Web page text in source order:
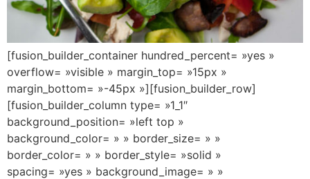
[fusion_builder_container hundred_percent= »yes »
overflow= »visible » margin_top= »15px »
margin_bottom= »-45px »][fusion_builder_row]
[fusion_builder_column type= »1_1″
background_position= »left top »
background_color= » » border_size= » »
border_color= » » border_style= »solid »
spacing= »yes » background_image= » »